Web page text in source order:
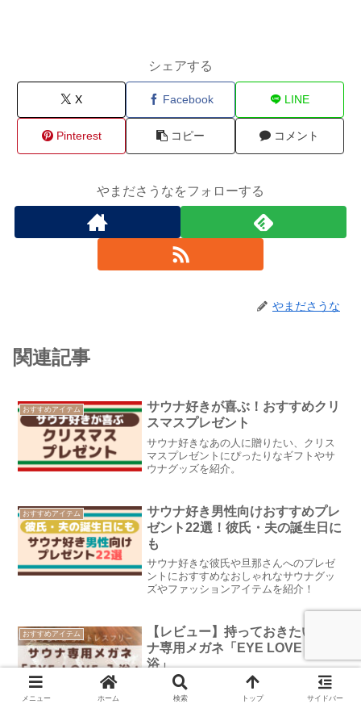
シェアする
X Facebook LINE
Pinterest コピー コメント
やまださうなをフォローする
やまださうな
関連記事
おすすめアイテム
サウナ好きが喜ぶ！おすすめクリ
スマスプレゼント
サウナ好きなあの人に贈りたい、クリス
マスプレゼントにぴったりなギフトやサ
ウナグッズを紹介。
おすすめアイテム
サウナ好き男性向けおすすめプレ
ゼント22選！彼氏・夫の誕生日に
も
サウナ好きな彼氏や旦那さんへのプレゼ
ントにおすすめなおしゃれなサウナグッ
ズやファッションアイテムを紹介！
おすすめアイテム
【レビュー】持っておきたいサウ
ナ専用メガネ「EYE LOVE 入
浴」
フジコンプラスのサウナ専用メガネ
「EYE LOVE 入浴」を徹底レビュー。着
メニュー ホーム 検索 トップ サイドバー